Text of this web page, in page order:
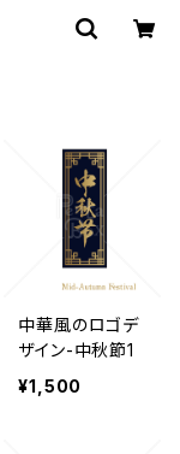
中華風のロゴデ
ザイン-中秋節1
¥1,500